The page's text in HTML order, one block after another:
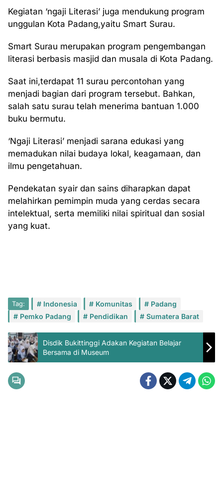
Kegiatan ‘ngaji Literasi’ juga mendukung program
unggulan Kota Padang,yaitu Smart Surau.
Smart Surau merupakan program pengembangan
literasi berbasis masjid dan musala di Kota Padang.
Saat ini,terdapat 11 surau percontohan yang
menjadi bagian dari program tersebut. Bahkan,
salah satu surau telah menerima bantuan 1.000
buku bermutu.
‘Ngaji Literasi’ menjadi sarana edukasi yang
memadukan nilai budaya lokal, keagamaan, dan
ilmu pengetahuan.
Pendekatan syair dan sains diharapkan dapat
melahirkan pemimpin muda yang cerdas secara
intelektual, serta memiliki nilai spiritual dan sosial
yang kuat.
Tag: Indonesia Komunitas
Padang
Pemko Padang
Pendidikan Sumatera Barat
Disdik Bukittinggi Adakan Kegiatan Belajar
Bersama di Museum